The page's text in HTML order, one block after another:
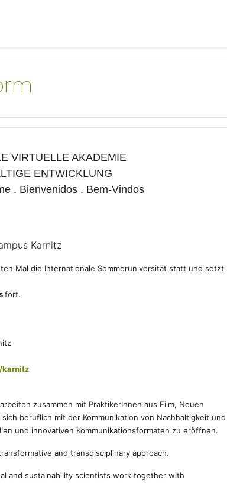
VIRTUELLE AKADEMIE
ENTWICKLUNG
. Bienvenidos . Bem-Vindos
Karnitz
Mal die Internationale Sommeruniversität statt und setzt
fort.
karnitz
zusammen mit PraktikerInnen aus Film, Neuen
beruflich mit der Kommunikation von Nachhaltigkeit und
und innovativen Kommunikationsformaten zu eröffnen.
and transdisciplinary approach.
and sustainability scientists work together with